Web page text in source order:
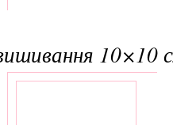
вишивання